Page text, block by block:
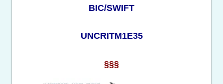
BIC/SWIFT
UNCRITM1E35
§§§